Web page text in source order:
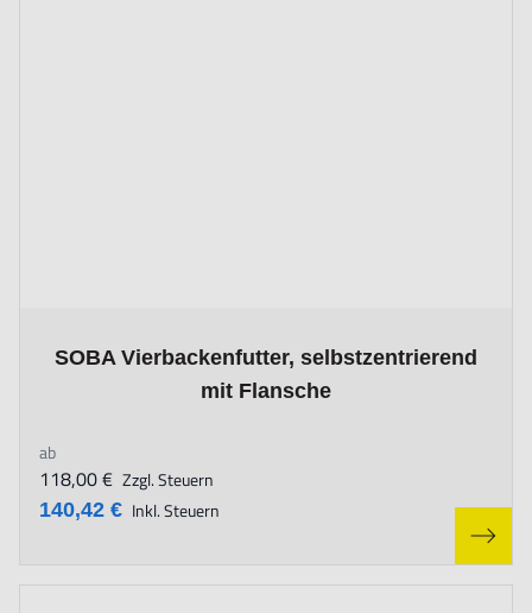
SOBA Vierbackenfutter, selbstzentrierend
mit Flansche
The price depends on the options chosen on the product page
ab
140,42 € Inkl. Steuern
118,00 € Zzgl. Steuern